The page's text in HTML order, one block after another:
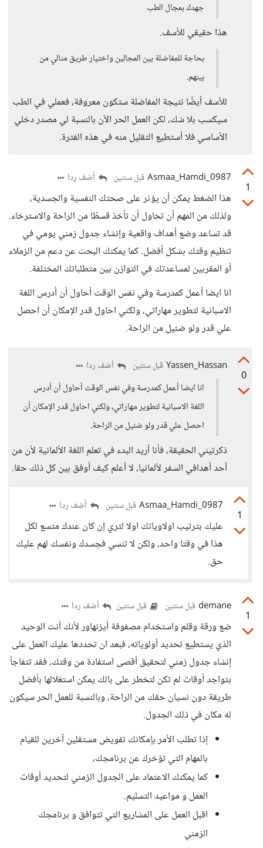
جهدك بمجال الطب
هذا حقيقي للأسف.
بحاجة للمفاضلة بين المجالين واختيار طريق مثالي من
بينهم.
للأسف أيضًا نتيجة المفاضلة ستكون معروفة، فعملي في الطب
سيكسب بلا شك، لكن العمل الحر الآن بالنسبة لي مصدر دخلي
الأساسي فلا أستطيع التقليل منه في هذه الفترة.
1
Asmaa_Hamdi_0987 قبل سنتين أضف ردا
هذا الضغط يمكن أن يؤثر على صحتك النفسية والجسدية،
ولذلك من المهم أن تحاول أن تأخذ قسطًا من الراحة والاسترخاء.
قد تساعد وضع أهداف واقعية وإنشاء جدول زمني يومي في
تنظيم وقتك بشكل أفضل. كما يمكنك البحث عن دعم من الزملاء
أو المقربين لمساعدتك في التوازن بين متطلباتك المختلفة.
انا ايضا أعمل كمدرسة وفي نفس الوقت أحاول أن أدرس اللغة
الاسبانية لتطوير مهاراتي، ولكني احاول قدر الإمكان أن احصل
علي قدر ولو ضئيل من الراحة.
0
Yassen_Hassan قبل سنتين
أضف ردا
انا ايضا أعمل كمدرسة وفي نفس الوقت أحاول أن أدرس
اللغة الاسبانية لتطوير مهاراتي، ولكني احاول قدر الإمكان أن
احصل علي قدر ولو ضئيل من الراحة.
ذكرتيني الحقيقة، فأنا أريد البدء في تعلم اللغة الألمانية لأن من
أحد أهدافي السفر لألمانيا، لا أعلم كيف أوفق بين كل ذلك حقا.
1
Asmaa_Hamdi_0987 قبل سنتين أضف ردا
عليك بترتيب اولاوياتك اولا لتري إن كان عندك متسع لكل
هذا في وقتا واحد، ولكن لا تنسي فجسدك ونفسك لهم عليك
حق.
1
demane قبل سنتين قبل سنتين أضف ردا
ضع ورقة وقلم واستخدام مصفوفة أيزنهاور لأنك أنت الوحيد
الذي يستطيع تحديد أولوياته، فبعد ان تحددها عليك العمل على
إنشاء جدول زمني لتحقيق أقصى استفادة من وقتك، فقد تتفاجأ
بتواجد أوقات لم تكن لتخطر على بالك يمكن استغلالها بأفضل
طريقة دون نسيان حقك من الراحة، وبالنسبة للعمل الحر سيكون
له مكان في ذلك الجدول.
إذا تطلب الأمر بإمكانك تفويض مستقلين آخرين للقيام
بالمهام التي تؤخرك عن برنامجك،
كما يمكنك الاعتماد على الجدول الزمني لتحديد أوقات
العمل و مواعيد التسليم.
اقبل العمل على المشاريع التي تتوافق و برنامجك
الزمني